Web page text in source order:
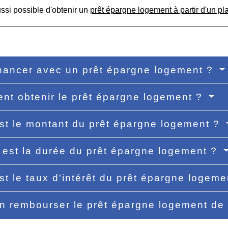
possible d'obtenir un prêt épargne logement à partir d'un
avec un prêt épargne logement ?
obtenir le prêt épargne logement ?
le montant du prêt épargne logement ?
la durée du prêt épargne logement ?
le taux d'intérêt du prêt épargne
rembourser le prêt épargne logement